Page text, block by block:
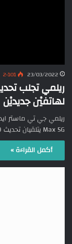
23/03/2022 2٬101
لهاتفيْن جديديْن
Max 5G يتلقيان تحديث Realme UI 3.0…
أكمل القراءة »